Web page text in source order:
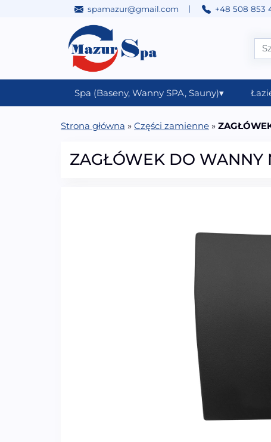
spamazur@gmail.com | +48 508 853
Main Navigation
Spa (Baseny, Wanny SPA, Sauny)▾
Strona główna » Części zamienne »
ZAGŁÓWEK DO WANNY